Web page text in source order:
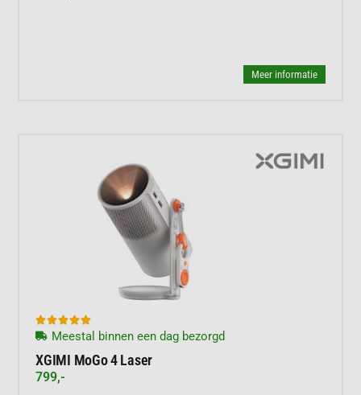
Meer informatie

Meestal binnen een dag bezorgd
XGIMI MoGo 4 Laser
799,-